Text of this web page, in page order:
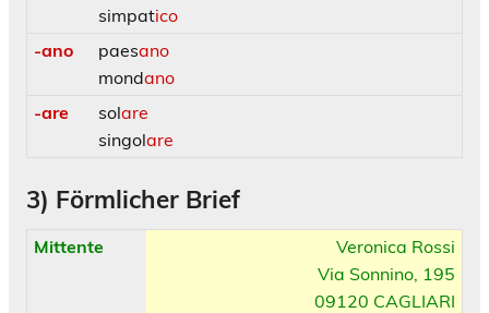
simpatico
-ano
paesano
mondano
-are
solare
singolare
3) Förmlicher Brief
Mittente
Veronica Rossi
Via Sonnino, 195
09120 CAGLIARI